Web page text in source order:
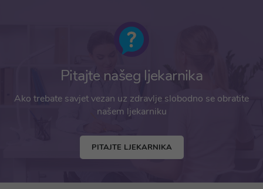
Pitajte našeg ljekarnika
Ako trebate savjet vezan uz zdravlje slobodno se obratite
našem ljekarniku
PITAJTE LJEKARNIKA